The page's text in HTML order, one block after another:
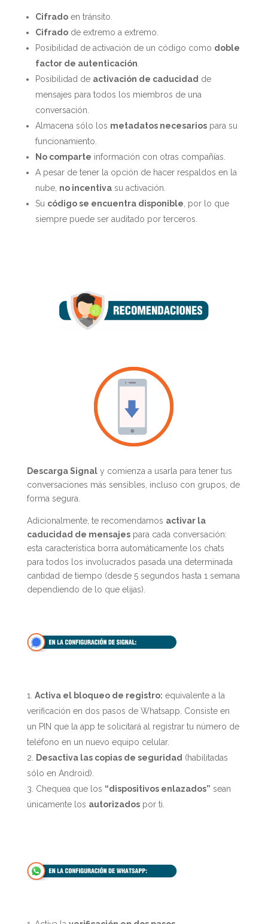
Cifradoen tránsito.
Cifradode extremo a extremo.
Posibilidad de activación de un código como doble
factor de autenticación.
Posibilidad de activación de caducidad de
mensajes para todos los miembros de una
conversación.
Almacena sólo los metadatos necesariospara su
funcionamiento.
No comparte información con otras compañías.
A pesar de tener la opción de hacer respaldos en la
nube, no incentivasu activación.
Su código se encuentra disponible, por lo que
siempre puede ser auditado por terceros.
Descarga Signaly comienza a usarla para tener tus
conversaciones más sensibles, incluso con grupos, de
forma segura.
Adicionalmente, te recomendamos activar la
caducidad de mensajespara cada conversación:
esta característica borra automáticamente los chats
para todos los involucrados pasada una determinada
cantidad de tiempo (desde 5 segundos hasta 1 semana
dependiendo de lo que elijas).
Activa el bloqueo de registro: equivalente a la
verificación en dos pasos de Whatsapp. Consiste en
un PIN que la app te solicitará al registrar tu número de
teléfono en un nuevo equipo celular.
Desactiva las copias de seguridad (habilitadas
sólo en Android).
Chequea que los “dispositivos enlazados” sean
únicamente los autorizadospor ti.